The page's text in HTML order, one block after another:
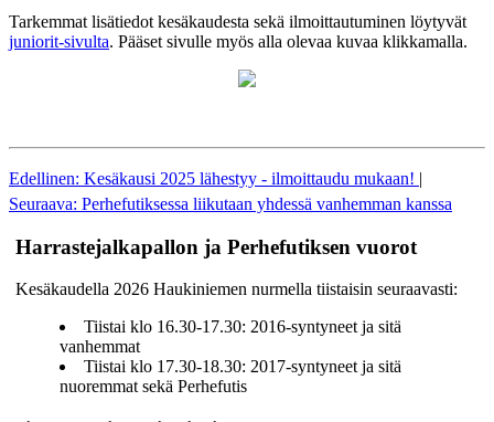
Tarkemmat lisätiedot kesäkaudesta sekä ilmoittautuminen löytyvät
juniorit-sivulta. Pääset sivulle myös alla olevaa kuvaa klikkamalla.
Edellinen: Kesäkausi 2025 lähestyy - ilmoittaudu mukaan! |
Seuraava: Perhefutiksessa liikutaan yhdessä vanhemman kanssa
Harrastejalkapallon ja Perhefutiksen vuorot
Kesäkaudella 2026 Haukiniemen nurmella tiistaisin seuraavasti:
Tiistai klo 16.30-17.30: 2016-syntyneet ja sitä
vanhemmat
Tiistai klo 17.30-18.30: 2017-syntyneet ja sitä
nuoremmat sekä Perhefutis